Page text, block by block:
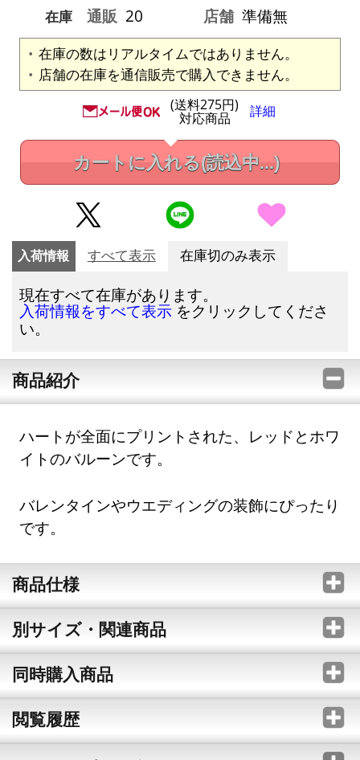
在庫
通販 20 店舗 準備無
在庫の数はリアルタイムではありません。
店舗の在庫を通信販売で購入できません。
(送料275円)
対応商品 詳細
カートに入れる(読込中...)
入荷情報 すべて表示 在庫切のみ表示
現在すべて在庫があります。
入荷情報をすべて表示 をクリックしてくださ
い。
商品紹介
ハートが全面にプリントされた、レッドとホワ
イトのバルーンです。
バレンタインやウエディングの装飾にぴったり
です。
商品仕様
別サイズ・関連商品
同時購入商品
閲覧履歴